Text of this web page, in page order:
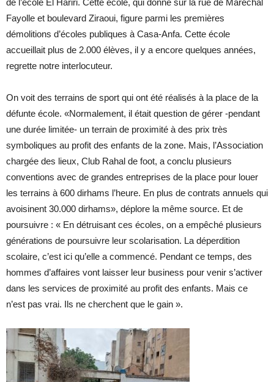
de l’école El Hariri. Cette école, qui donne sur la rue de Maréchal
Fayolle et boulevard Ziraoui, figure parmi les premières
démolitions d’écoles publiques à Casa-Anfa. Cette école
accueillait plus de 2.000 élèves, il y a encore quelques années,
regrette notre interlocuteur.
On voit des terrains de sport qui ont été réalisés à la place de la
défunte école. «Normalement, il était question de gérer -pendant
une durée limitée- un terrain de proximité à des prix très
symboliques au profit des enfants de la zone. Mais, l’Association
chargée des lieux, Club Rahal de foot, a conclu plusieurs
conventions avec de grandes entreprises de la place pour louer
les terrains à 600 dirhams l’heure. En plus de contrats annuels qui
avoisinent 30.000 dirhams», déplore la même source. Et de
poursuivre : « En détruisant ces écoles, on a empêché plusieurs
générations de poursuivre leur scolarisation. La déperdition
scolaire, c’est ici qu’elle a commencé. Pendant ce temps, des
hommes d’affaires vont laisser leur business pour venir s’activer
dans les services de proximité au profit des enfants. Mais ce
n’est pas vrai. Ils ne cherchent que le gain ».